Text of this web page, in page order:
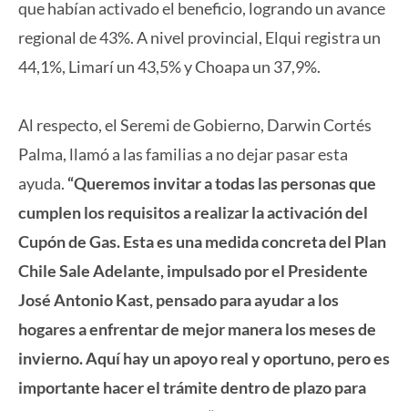
que habían activado el beneficio, logrando un avance
regional de 43%. A nivel provincial, Elqui registra un
44,1%, Limarí un 43,5% y Choapa un 37,9%.
Al respecto, el Seremi de Gobierno, Darwin Cortés
Palma, llamó a las familias a no dejar pasar esta
ayuda. “Queremos invitar a todas las personas que
cumplen los requisitos a realizar la activación del
Cupón de Gas. Esta es una medida concreta del Plan
Chile Sale Adelante, impulsado por el Presidente
José Antonio Kast, pensado para ayudar a los
hogares a enfrentar de mejor manera los meses de
invierno. Aquí hay un apoyo real y oportuno, pero es
importante hacer el trámite dentro de plazo para